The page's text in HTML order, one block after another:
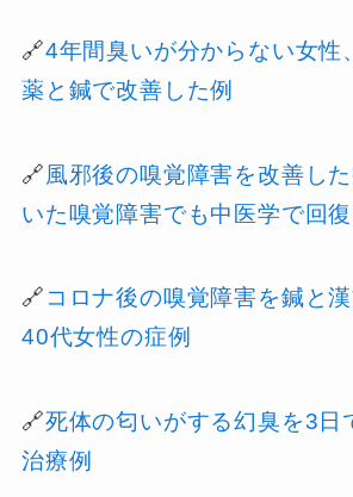
🔗4年間臭いが分からない女性
薬と鍼で改善した例
🔗風邪後の嗅覚障害を改善し
いた嗅覚障害でも中医学で回復
🔗 コロナ後の嗅覚障害を鍼と
40代女性の症例
🔗死体の匂いがする幻臭を3日
治療例